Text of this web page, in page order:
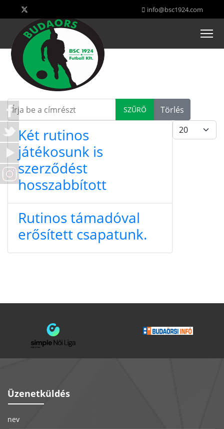
info@bsc1924.com
Írja be a címrészt
SZŰRŐ Törlés
Tételek #
Két rutinos
játékosunk is
szerződést
hosszabbított
Rutinos támadóval
erősített csapatunk.
Üzenetküldés
nev